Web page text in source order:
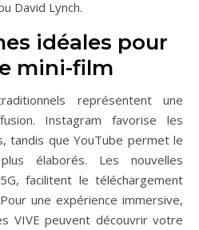
David Lynch.
idéales pour
mini-film
représentent une
Instagram favorise les
tandis que YouTube permet le
élaborés. Les nouvelles
facilitent le téléchargement
une expérience immersive,
VIVE peuvent découvrir votre